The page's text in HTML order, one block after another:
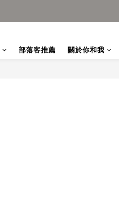
部落客推薦 關於你和我